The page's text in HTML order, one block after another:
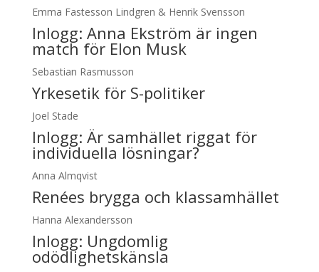
Emma Fastesson Lindgren & Henrik Svensson
Inlogg: Anna Ekström är ingen
match för Elon Musk
Sebastian Rasmusson
Yrkesetik för S-politiker
Joel Stade
Inlogg: Är samhället riggat för
individuella lösningar?
Anna Almqvist
Renées brygga och klassamhället
Hanna Alexandersson
Inlogg: Ungdomlig
odödlighetskänsla